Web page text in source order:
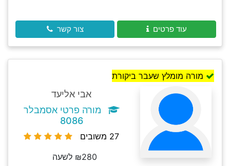
עוד פרטים צור קשר
מורה מומלץ שעבר ביקורת
אבי אליעד
מורה פרטי אסמבלר
8086
27 משובים
₪280 לשעה